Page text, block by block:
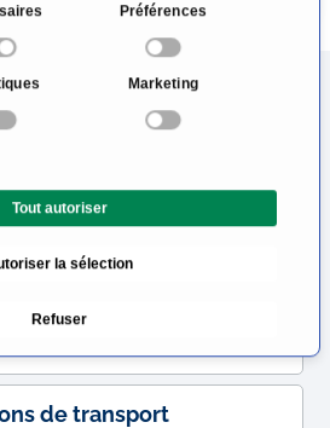
Préférences
Marketing
Tout autoriser
la sélection
Refuser
médicale
Extras
de transport